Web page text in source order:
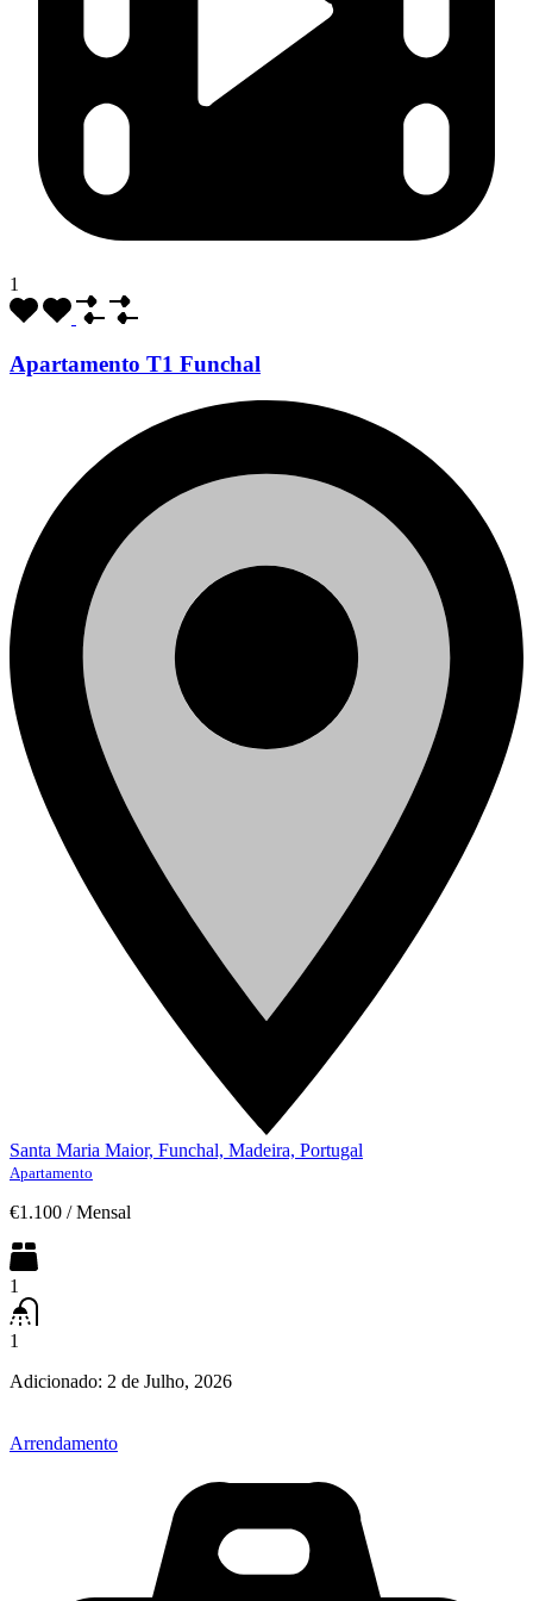
1
Apartamento T1 Funchal
Santa Maria Maior, Funchal, Madeira, Portugal
Apartamento
€1.100 / Mensal
1
1
Adicionado: 2 de Julho, 2026
Arrendamento